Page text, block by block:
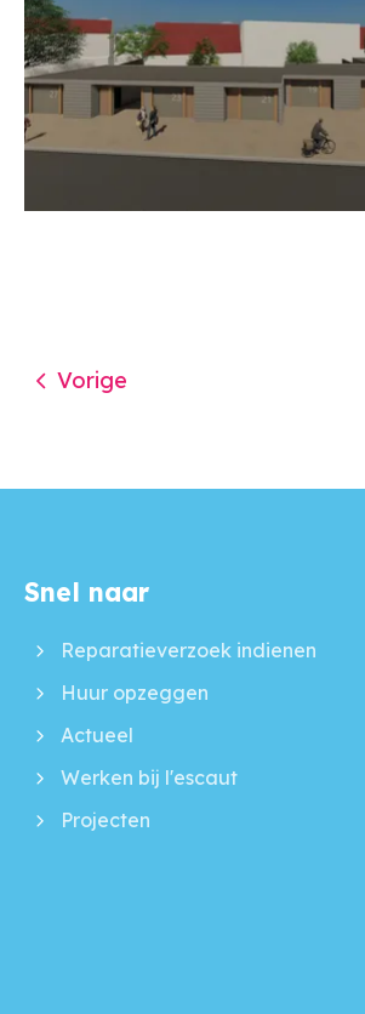
Vorige
Contactinformatie
Snel naar
Reparatieverzoek indienen
Huur opzeggen
Actueel
Werken bij l'escaut
Projecten